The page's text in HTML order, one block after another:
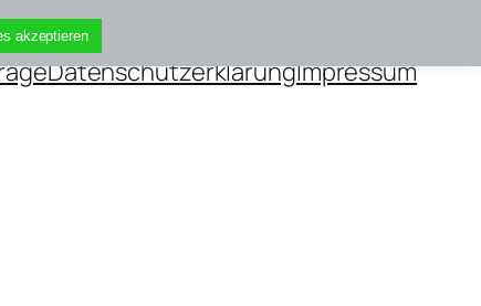
DatenschutzerklärungImpressum
akzeptieren